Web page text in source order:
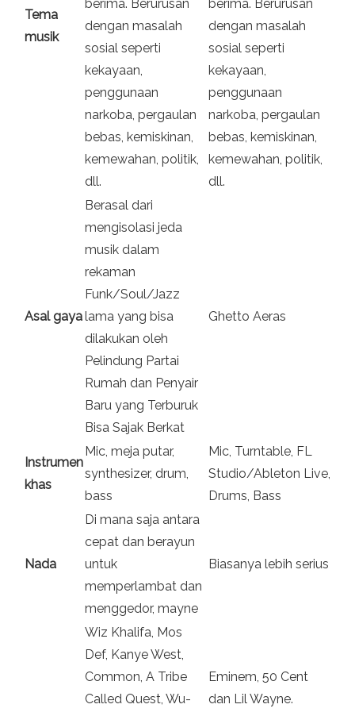
Tema
musik
berima. Berurusan
dengan masalah
sosial seperti
kekayaan,
penggunaan
narkoba, pergaulan
bebas, kemiskinan,
kemewahan, politik,
dll.
berima. Berurusan
dengan masalah
sosial seperti
kekayaan,
penggunaan
narkoba, pergaulan
bebas, kemiskinan,
kemewahan, politik,
dll.
Asal gaya
Berasal dari
mengisolasi jeda
musik dalam
rekaman
Funk/Soul/Jazz
lama yang bisa
dilakukan oleh
Pelindung Partai
Rumah dan Penyair
Baru yang Terburuk
Bisa Sajak Berkat
Ghetto Aeras
Instrumen
khas
Mic, meja putar,
synthesizer, drum,
bass
Mic, Turntable, FL
Studio/Ableton Live,
Drums, Bass
Nada
Di mana saja antara
cepat dan berayun
untuk
memperlambat dan
menggedor, mayne
Biasanya lebih serius
Wiz Khalifa, Mos
Def, Kanye West,
Common, A Tribe
Called Quest, Wu-
Eminem, 50 Cent
dan Lil Wayne.